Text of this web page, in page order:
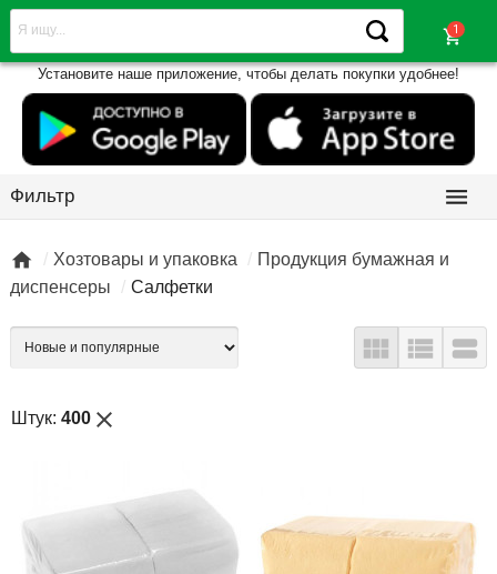
shopping_cart
Установите наше приложение, чтобы делать покупки удобнее!
Фильтр 
 Хозтовары и упаковка
Продукция бумажная и
диспенсеры
Салфетки
  
Штук: 400 close